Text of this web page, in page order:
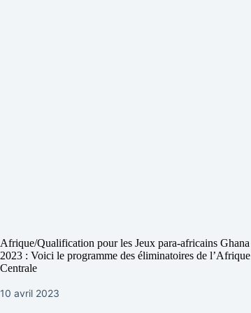
Afrique/Qualification pour les Jeux para-africains Ghana
2023 : Voici le programme des éliminatoires de l’Afrique
Centrale
10 avril 2023